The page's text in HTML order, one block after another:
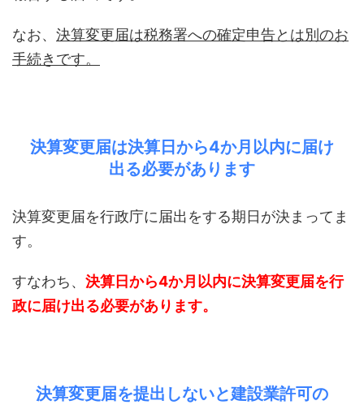
なお、 決算変更届は税務署への確定申告とは別のお
手続きです。
決算変更届は決算日から4か月以内に届け
出る必要があります
決算変更届を行政庁に届出をする期日が決まってま
す。
すなわち、 決算日から4か月以内に決算変更届を行
政に届け出る必要があります。
決算変更届を提出しないと建設業許可の